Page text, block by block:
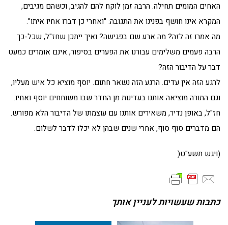
האחים המומים תחילה. הרבה זמן לוקח להם להגיב, וכשהם מגיבים,
המקרא אינו חושף בפנינו את התגובה: "ואחרי כן דברו אחיו איתו".
מה אמרו זה לזה? מה ארע שם בפגישה? ואיך ייתכן שחז"ל, שכל-כך
הרבה פעמים משלימים עבורנו את הפערים בסיפור, אינם אומרים כמעט
דבר על הדיבור הזה?
לרגע הזה אין עדים. הרגע הזה נשאר חתום. יוסף מוציא כל איש מעליו,
וגם התורה מוציאה אותנו בעדינות מן החדר שבו משוחחים יוסף ואחיו.
חז"ל, באופן נדיר, משאירים אותנו עם עוצמתו של הדיבור הלא מפורש.
הם מדברים סוף סוף, אחרי שנים שבהן לא יכלו לדבר לשלום.
(ויגש תשע"ט(
כתבות שעשויות לעניין אותך